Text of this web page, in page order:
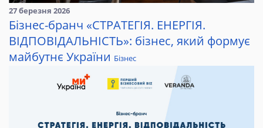
27 березня 2026
Бізнес-бранч «СТРАТЕГІЯ. ЕНЕРГІЯ.
ВІДПОВІДАЛЬНІСТЬ»: бізнес, який формує
майбутнє України Бізнес